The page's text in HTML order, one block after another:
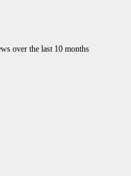
over the last 10 months